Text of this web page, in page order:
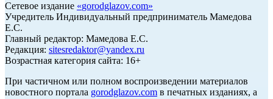
Сетевое издание «gorodglazov.com»
Учредитель Индивидуальный предприниматель Мамедова
Е.С.
Главный редактор: Мамедова Е.С.
Редакция: sitesredaktor@yandex.ru
Возрастная категория сайта: 16+
При частичном или полном воспроизведении материалов
новостного портала gorodglazov.com в печатных изданиях, а